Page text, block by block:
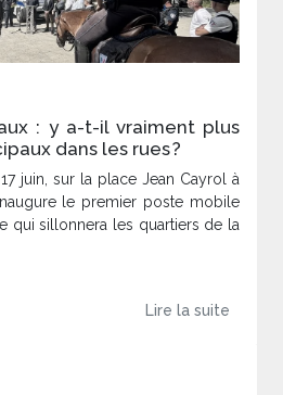
: y a-t-il vraiment plus
dans les rues ?
17 juin, sur la place Jean Cayrol à
le premier poste mobile
qui sillonnera les quartiers de la
Lire la suite